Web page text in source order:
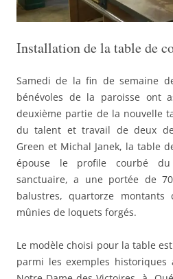
Installation de la table de
Samedi de la fin de semaine
bénévoles de la paroisse ont
deuxième partie de la nouvelle
du talent et travail de deux de
Green et Michal Janek, la table
épouse le profile courbé
sanctuaire, a une portée de
balustres, quartorze
mûnies de loquets forgés.
Le modèle choisi pour la table
parmi les exemples